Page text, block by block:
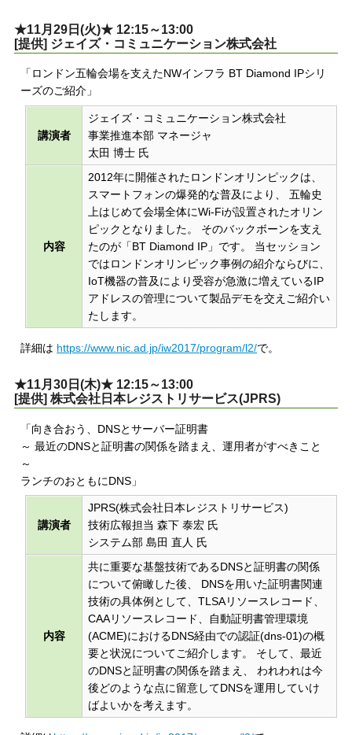
★11月29日(火)★ 12:15～13:00
[提供] ジェイズ・コミュニケーション株式会社
「ロンドン五輪会場を支えたNWインフラ BT Diamond IPシリ
ーズのご紹介」
講演者
ジェイズ・コミュニケーション株式会社
事業推進本部 マネージャ
太田 博士 氏
内容
2012年に開催されたロンドンオリンピックは、
スマートフォンの爆発的な普及により、 五輪史
上はじめて会場全体にWi-Fiが設置されたオリン
ピックとなりました。 そのバックボーンを支え
たのが「BT Diamond IP」です。 当セッション
ではロンドンオリンピック事例の紹介ならびに、
IoT機器の普及により受容が急激に増えているIP
アドレスの管理について製品デモを交えご紹介い
たします。
詳細は https://www.nic.ad.jp/iw2017/program/l2/で。
★11月30日(木)★ 12:15～13:00
[提供] 株式会社日本レジストリサービス(JPRS)
「向き合おう、DNSとサーバー証明書
～ 最近のDNSと証明書の関係を踏まえ、運用者がすべきこと
～
ランチのおともにDNS」
講演者
JPRS(株式会社日本レジストリサービス)
技術広報担当 森下 泰宏 氏
システム部 島田 直人 氏
内容
共に重要な基盤技術であるDNSと証明書の関係
について俯瞰した後、 DNSを用いた証明書関連
技術の具体例として、TLSAリソースレコード、
CAAリソースレコード、自動証明書管理環境
(ACME)におけるDNS経由での認証(dns-01)の概
要と状況についてご紹介します。 そして、最近
のDNSと証明書の関係を踏まえ、 われわれは今
後どのような点に留意してDNSを運用していけ
ばよいかを考えます。